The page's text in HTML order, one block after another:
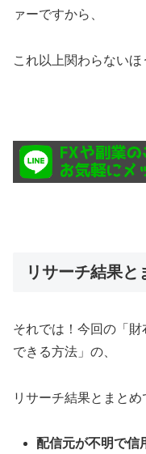
ァーですから、
これ以上関わらないほ
リサーチ結果と
それでは！今回の「
できる方法」の、
リサーチ結果とまとめ
配信元が不明で信